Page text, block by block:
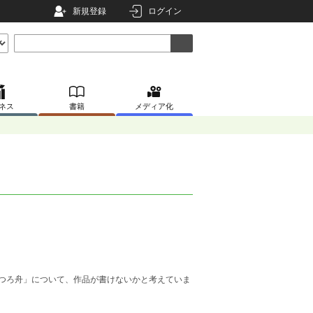
新規登録 ログイン
ス 書籍 メディア化
舟」について、作品が書けないかと考えていま